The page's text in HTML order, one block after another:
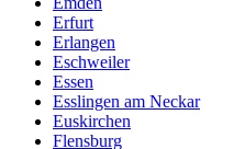
Erfurt
Erlangen
Eschweiler
Essen
Esslingen am Neckar
Euskirchen
Flensburg